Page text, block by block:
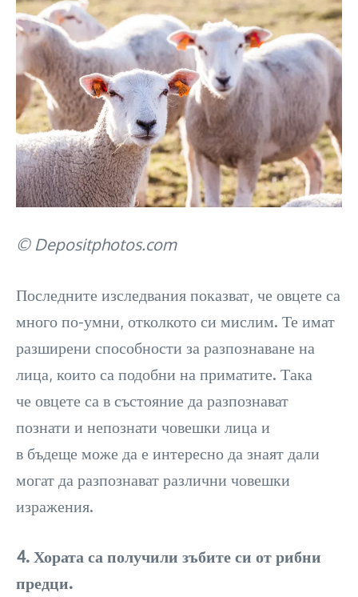
© Depositphotos.com
Последните изследвания показват, че овцете са
много по-умни, отколкото си мислим. Те имат
разширени способности за разпознаване на
лица, които са подобни на приматите. Така
че овцете са в състояние да разпознават
познати и непознати човешки лица и
в бъдеще може да е интересно да знаят дали
могат да разпознават различни човешки
изражения.
4. Хората са получили зъбите си от рибни
предци.